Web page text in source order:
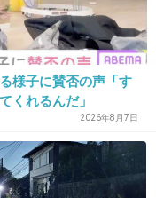
カウントを作れば？
+0 -0
様子に賛否の声「す
くれるんだ」
2026年8月7日